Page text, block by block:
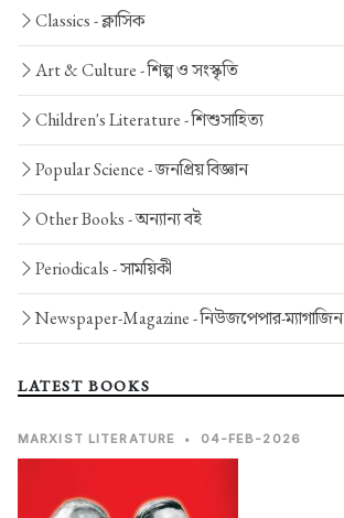
Classics -ক্লাসিক
Art & Culture -শিল্প ও সংস্কৃতি
Children's Literature -শিশুসাহিত্য
Popular Science -জনপ্রিয় বিজ্ঞান
Other Books -অন্যান্য বই
Periodicals -সাময়িকী
Newspaper-Magazine -নিউজপেপার-ম্যাগাজিন
LATEST BOOKS
MARXIST LITERATURE • 04-FEB-2026